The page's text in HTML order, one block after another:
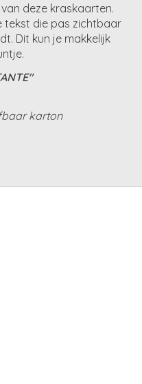
deze kraskaarten.
tekst die pas zichtbaar
Dit kun je makkelijk
karton